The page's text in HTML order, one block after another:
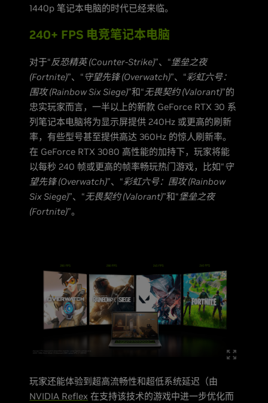
1440p 笔记本电脑的时代已经来临。
240+ FPS 电竞笔记本电脑
对于“反恐精英 (Counter-Strike)”、“堡垒之夜
(Fortnite)”、“守望先锋 (Overwatch)”、“彩虹六号：
围攻 (Rainbow Six Siege)”和“无畏契约 (Valorant)”的
忠实玩家而言，一半以上的新款 GeForce RTX 30 系
列笔记本电脑将为显示屏提供 240Hz 或更高的刷新
率，有些型号甚至提供高达 360Hz 的惊人刷新率。
在 GeForce RTX 3080 高性能的加持下，玩家将能
以每秒 240 帧或更高的帧率畅玩热门游戏，比如“守
望先锋 (Overwatch)”、“彩虹六号：围攻 (Rainbow
Six Siege)”、“无畏契约 (Valorant)”和“堡垒之夜
(Fortnite)”。
玩家还能体验到超高流畅性和超低系统延迟（由
NVIDIA Reflex 在支持该技术的游戏中进一步优化而